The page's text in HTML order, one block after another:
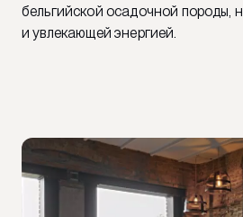
бельгийской осадочной породы,
и увлекающей энергией.